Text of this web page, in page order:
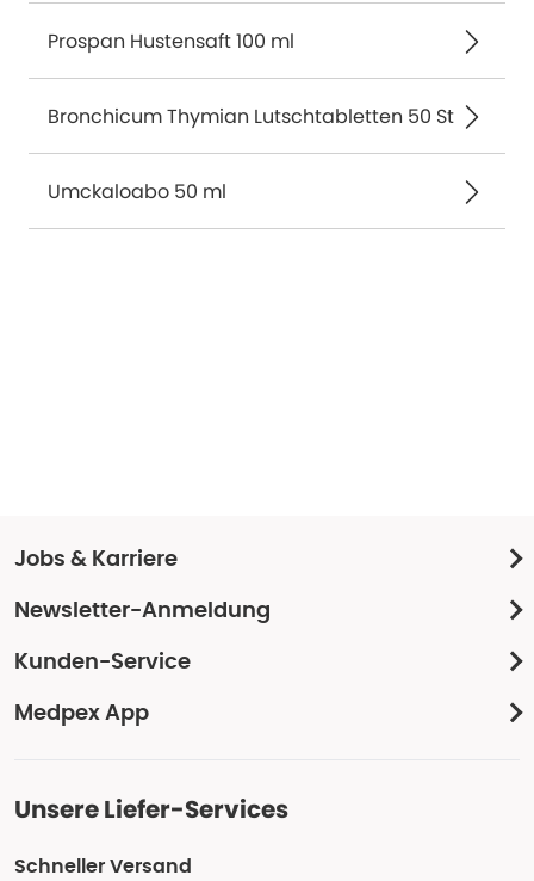
Prospan Hustensaft 100 ml
Bronchicum Thymian Lutschtabletten 50 St
Umckaloabo 50 ml
Jobs & Karriere
Newsletter-Anmeldung
Kunden-Service
Medpex App
Unsere Liefer-Services
Schneller Versand